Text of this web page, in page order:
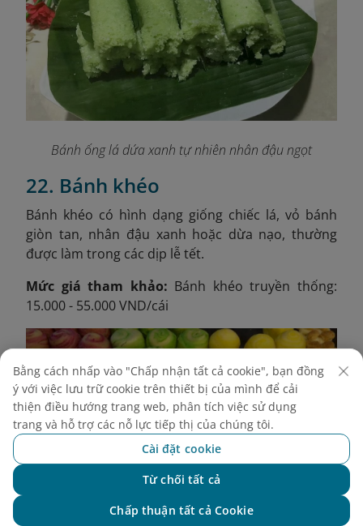
Bánh ống lá dứa xanh tự nhiên nhân đậu ngọt
22. Bánh khéo
Bánh khéo có hình dạng giống chiếc lá, vỏ bánh
giòn tan, nhân đậu xanh hoặc dừa nạo, thường
được làm trong các dịp lễ tết.
Mức giá tham khảo: Bánh khéo truyền thống:
15.000 - 55.000 VND/cái
Bằng cách nhấp vào "Chấp nhận tất cả cookie", bạn đồng
ý với việc lưu trữ cookie trên thiết bị của mình để cải
thiện điều hướng trang web, phân tích việc sử dụng
trang và hỗ trợ các nỗ lực tiếp thị của chúng tôi.
Cài đặt cookie
Từ chối tất cả
Chấp thuận tất cả Cookie